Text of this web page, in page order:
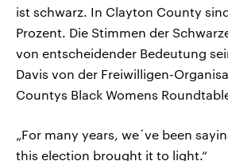
ist schwarz. In Clayton County
Prozent. Die Stimmen der
von entscheidender Bedeutung
Davis von der Freiwilligen-
Countys Black Womens
„For many years, we´ve been
this election brought it to light.“